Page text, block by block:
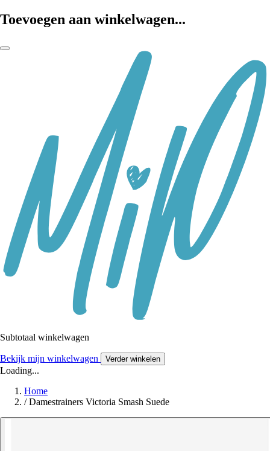
Toevoegen aan winkelwagen...
Subtotaal winkelwagen
Bekijk mijn winkelwagen Verder winkelen
Loading...
Home
/ Damestrainers Victoria Smash Suede